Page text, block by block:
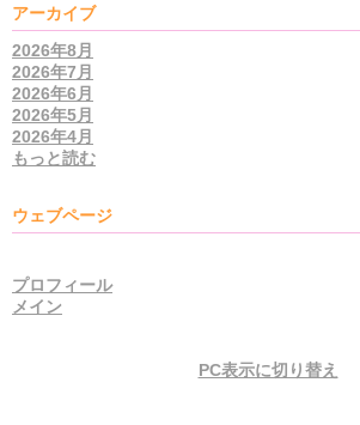
アーカイブ
2026年8月
2026年7月
2026年6月
2026年5月
2026年4月
もっと読む
ウェブページ
プロフィール
メイン
PC表示に切り替え